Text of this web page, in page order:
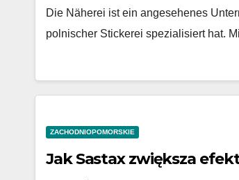
Die Näherei ist ein angesehenes
polnischer Stickerei spezialisiert hat.
ZACHODNIOPOMORSKIE
Jak Sastax zwiększa